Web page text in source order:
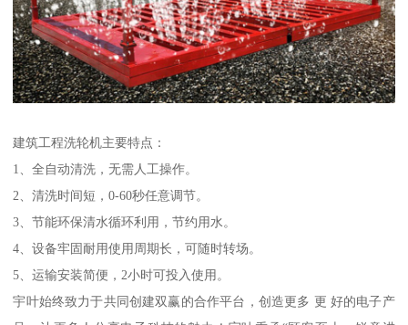
建筑工程洗轮机主要特点：
1、全自动清洗，无需人工操作。
2、清洗时间短，0-60秒任意调节。
3、节能环保清水循环利用，节约用水。
4、设备牢固耐用使用周期长，可随时转场。
5、运输安装简便，2小时可投入使用。
宇叶始终致力于共同创建双赢的合作平台，创造更多 更 好的电子产